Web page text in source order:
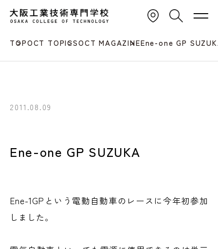
TOPOCT TOPICSOCT MAGAZINEEne-one GP
2011.08.09
Ene-one GP SUZUKA
Ene-1GPという電動自動車のレースに今年初参加
しました。